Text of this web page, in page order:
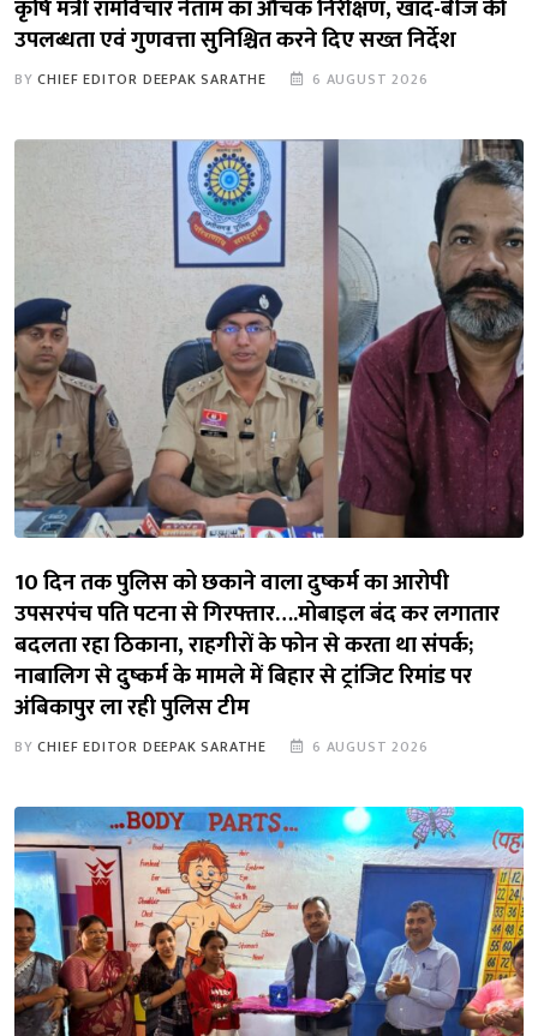
कृषि मंत्री रामविचार नेताम का औचक निरीक्षण, खाद-बीज की
उपलब्धता एवं गुणवत्ता सुनिश्चित करने दिए सख्त निर्देश
BYCHIEF EDITOR DEEPAK SARATHE 6 AUGUST 2026
10 दिन तक पुलिस को छकाने वाला दुष्कर्म का आरोपी
उपसरपंच पति पटना से गिरफ्तार….मोबाइल बंद कर लगातार
बदलता रहा ठिकाना, राहगीरों के फोन से करता था संपर्क;
नाबालिग से दुष्कर्म के मामले में बिहार से ट्रांजिट रिमांड पर
अंबिकापुर ला रही पुलिस टीम
BYCHIEF EDITOR DEEPAK SARATHE 6 AUGUST 2026